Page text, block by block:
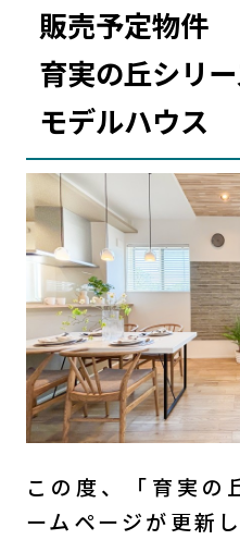
販売予定物件
育実の丘シリ
モデルハウス
この度、「育実の
ームページが更新